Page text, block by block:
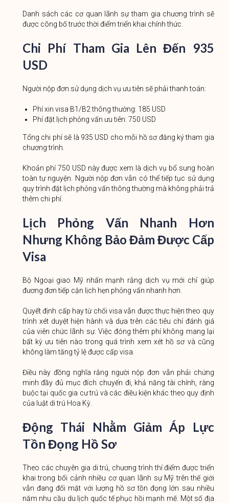
Danh sách các cơ quan lãnh sự tham gia chương trình sẽ
được công bố trước thời điểm triển khai chính thức.
Chi Phí Tham Gia Lên Đến 935
USD
Người nộp đơn sử dụng dịch vụ ưu tiên sẽ phải thanh toán:
Phí xin visa B1/B2 thông thường: 185 USD
Phí đặt lịch phỏng vấn ưu tiên: 750 USD
Tổng chi phí sẽ là 935 USD cho mỗi hồ sơ đăng ký tham gia
chương trình.
Khoản phí 750 USD này được xem là dịch vụ bổ sung hoàn
toàn tự nguyện. Người nộp đơn vẫn có thể tiếp tục sử dụng
quy trình đặt lịch phỏng vấn thông thường mà không phải trả
thêm chi phí.
Lịch Phỏng Vấn Nhanh Hơn
Nhưng Không Bảo Đảm Được Cấp
Visa
Bộ Ngoại giao Mỹ nhấn mạnh rằng dịch vụ mới chỉ giúp
đương đơn tiếp cận lịch hẹn phỏng vấn nhanh hơn.
Quyết định cấp hay từ chối visa vẫn được thực hiện theo quy
trình xét duyệt hiện hành và dựa trên các tiêu chí đánh giá
của viên chức lãnh sự. Việc đóng thêm phí không mang lại
bất kỳ ưu tiên nào trong quá trình xem xét hồ sơ và cũng
không làm tăng tỷ lệ được cấp visa.
Điều này đồng nghĩa rằng người nộp đơn vẫn phải chứng
minh đầy đủ mục đích chuyến đi, khả năng tài chính, ràng
buộc tại quốc gia cư trú và các điều kiện khác theo quy định
của luật di trú Hoa Kỳ.
Động Thái Nhằm Giảm Áp Lực
Tồn Đọng Hồ Sơ
Theo các chuyên gia di trú, chương trình thí điểm được triển
khai trong bối cảnh nhiều cơ quan lãnh sự Mỹ trên thế giới
vẫn đang đối mặt với lượng hồ sơ tồn đọng lớn sau nhiều
năm nhu cầu du lịch quốc tế phục hồi mạnh mẽ. Một số địa